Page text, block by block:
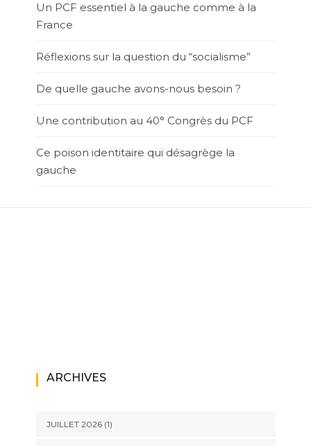
Un PCF essentiel à la gauche comme à la
France
Réflexions sur la question du “socialisme”
De quelle gauche avons-nous besoin ?
Une contribution au 40° Congrès du PCF
Ce poison identitaire qui désagrège la
gauche
ARCHIVES
JUILLET 2026(1)